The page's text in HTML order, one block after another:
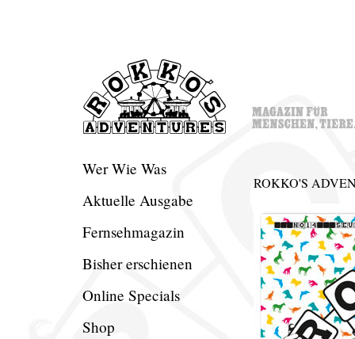
Wer Wie Was
Aktuelle Ausgabe
Fernsehmagazin
Bisher erschienen
Online Specials
Shop
ROKKO'S